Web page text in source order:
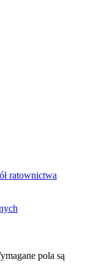
ratownictwa
pola są